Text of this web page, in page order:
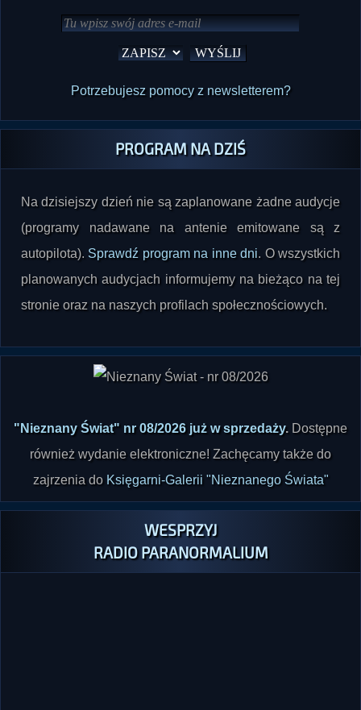
Potrzebujesz pomocy z newsletterem?
PROGRAM NA DZIŚ
Na dzisiejszy dzień nie są zaplanowane żadne audycje
(programy nadawane na antenie emitowane są z
autopilota). Sprawdź program na inne dni. O wszystkich
planowanych audycjach informujemy na bieżąco na tej
stronie oraz na naszych profilach społecznościowych.
"Nieznany Świat" nr 08/2026 już w sprzedaży. Dostępne
również wydanie elektroniczne! Zachęcamy także do
zajrzenia do Księgarni-Galerii "Nieznanego Świata"
WESPRZYJ
RADIO PARANORMALIUM